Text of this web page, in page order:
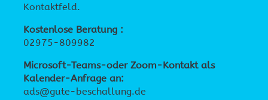
Kontaktfeld.
Kostenlose Beratung :
02975-809982
Microsoft-Teams-oder Zoom-Kontakt als
Kalender-Anfrage an:
ads@gute-beschallung.de